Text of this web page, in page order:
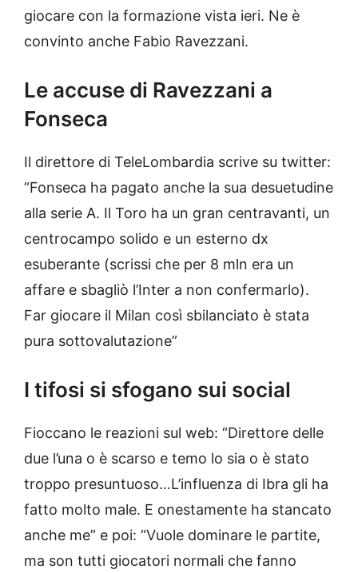
giocare con la formazione vista ieri. Ne è
convinto anche Fabio Ravezzani.
Le accuse di Ravezzani a
Fonseca
Il direttore di TeleLombardia scrive su twitter:
“Fonseca ha pagato anche la sua desuetudine
alla serie A. Il Toro ha un gran centravanti, un
centrocampo solido e un esterno dx
esuberante (scrissi che per 8 mln era un
affare e sbagliò l’Inter a non confermarlo).
Far giocare il Milan così sbilanciato è stata
pura sottovalutazione”
I tifosi si sfogano sui social
Fioccano le reazioni sul web: “Direttore delle
due l’una o è scarso e temo lo sia o è stato
troppo presuntuoso…L’influenza di Ibra gli ha
fatto molto male. E onestamente ha stancato
anche me” e poi: “Vuole dominare le partite,
ma son tutti giocatori normali che fanno